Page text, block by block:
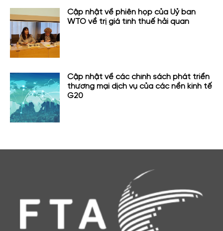
Cập nhật về phiên họp của Uỷ ban
WTO về trị giá tính thuế hải quan
Cập nhật về các chính sách phát triển
thương mại dịch vụ của các nền kinh tế
G20